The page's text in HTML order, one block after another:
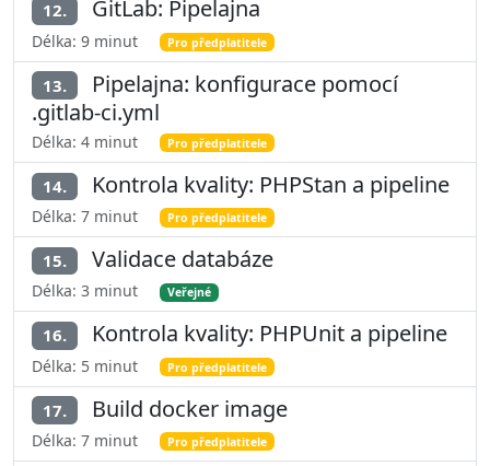
12. GitLab: Pipelajna
Délka: 9 minut Pro předplatitele
13.
Pipelajna: konfigurace pomocí
.gitlab-ci.yml
Délka: 4 minut Pro předplatitele
14. Kontrola kvality: PHPStan a pipeline
Délka: 7 minut Pro předplatitele
15. Validace databáze
Délka: 3 minut Veřejné
16. Kontrola kvality: PHPUnit a pipeline
Délka: 5 minut Pro předplatitele
17. Build docker image
Délka: 7 minut Pro předplatitele